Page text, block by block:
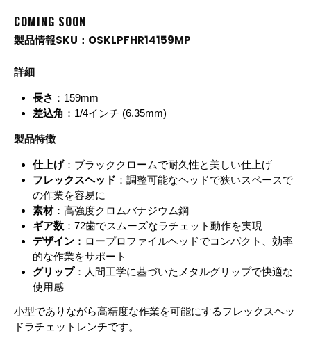
COMING SOON
製品情報SKU：OSKLPFHR14159MP
詳細
長さ ：159mm
差込角 ：1/4インチ (6.35mm)
製品特徴
仕上げ：ブラッククロームで耐久性と美しい仕上げ
フレックスヘッド ：調整可能なヘッドで狭いスペースで
の作業を容易に
素材：高強度クロムバナジウム鋼
ギア数 ：72歯でスムーズなラチェット動作を実現
デザイン ：ロープロファイルヘッドでコンパクト、効率
的な作業をサポート
グリップ：人間工学に基づいたメタルグリップで快適な
使用感
小型でありながら高精度な作業を可能にするフレックスヘッ
ドラチェットレンチです。